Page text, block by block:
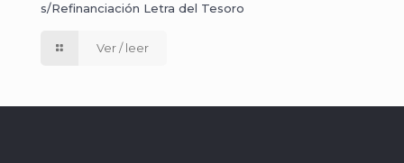
s/Refinanciación Letra del Tesoro
Ver / leer